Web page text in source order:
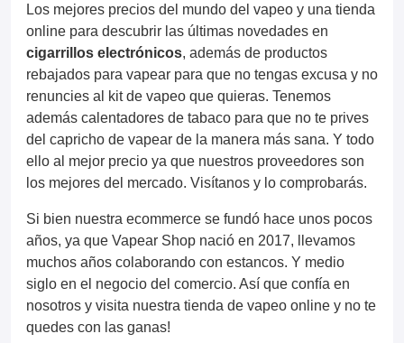
Los mejores precios del mundo del vapeo y una tienda
online para descubrir las últimas novedades en
cigarrillos electrónicos, además de productos
rebajados para vapear para que no tengas excusa y no
renuncies al kit de vapeo que quieras. Tenemos
además calentadores de tabaco para que no te prives
del capricho de vapear de la manera más sana. Y todo
ello al mejor precio ya que nuestros proveedores son
los mejores del mercado. Visítanos y lo comprobarás.
Si bien nuestra ecommerce se fundó hace unos pocos
años, ya que Vapear Shop nació en 2017, llevamos
muchos años colaborando con estancos. Y medio
siglo en el negocio del comercio. Así que confía en
nosotros y visita nuestra tienda de vapeo online y no te
quedes con las ganas!